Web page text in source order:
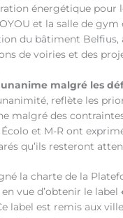
énergétique pour
et la salle de gym
du bâtiment Belfius,
de voiries et des
malgré les
reflète les
malgré des
et M-R ont
qu’ils resteront
la charte de la
vue d’obtenir le label
label est remis aux